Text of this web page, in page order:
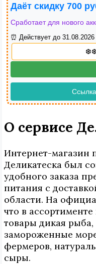
Даёт скидку 700
Сработает для нового
⏰ Действует до 31.08.2026
О сервисе
Интернет-магазин
Деликатеска был
удобного заказа
питания с
области. На
что в
товары дикая
замороженные
фермеров,
сыры.